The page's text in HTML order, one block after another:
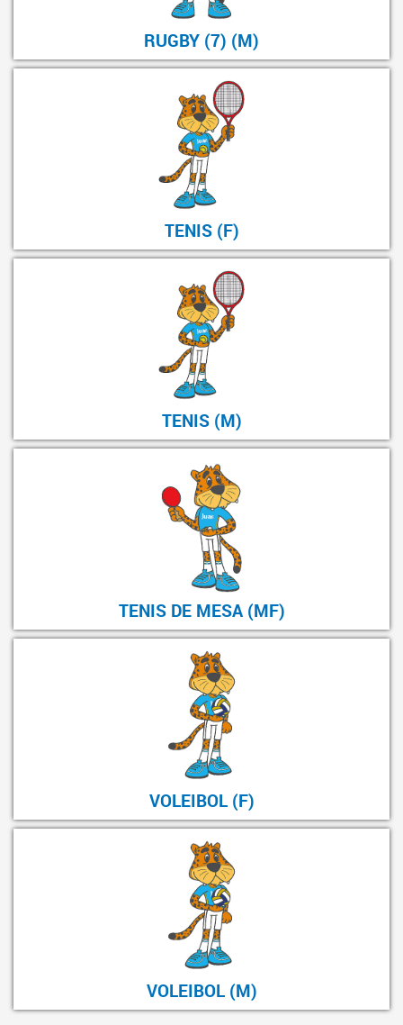
RUGBY (7) (M)
TENIS (F)
TENIS (M)
TENIS DE MESA (MF)
VOLEIBOL (F)
VOLEIBOL (M)